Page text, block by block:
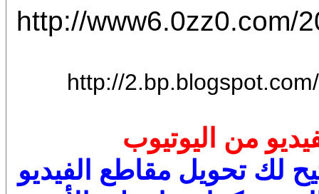
http://www6.0zz0.com/
http://
من اليوتيوب
لك تحويل مقاطع الفيديو